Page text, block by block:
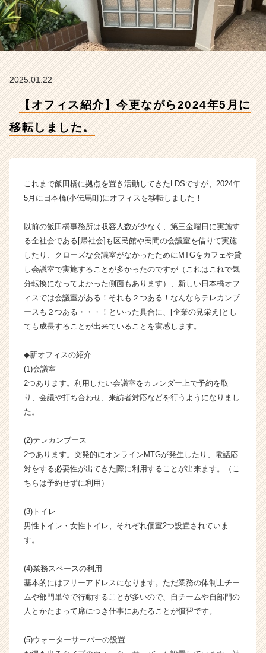
ま
し
た。
【株
D
イ
ラ
イ
ベ
ン
チ
ャ
ー・
成
業
カ
ウ
就
活
サ
ア
リ
ア
（C
r
2025.01.22
【オフィス紹介】今更ながら2024年5月に
移転しました。
これまで飯田橋に拠点を置き活動してきたLDSですが、2024年
5月に日本橋(小伝馬町)にオフィスを移転しました！
以前の飯田橋事務所は収容人数が少なく、第三金曜日に実施す
る全社会である[帰社会]も区民館や民間の会議室を借りて実施
したり、クローズな会議室がなかったためにMTGをカフェや貸
し会議室で実施することが多かったのですが（これはこれで気
分転換になってよかった側面もあります）、新しい日本橋オフ
ィスでは会議室がある！それも２つある！なんならテレカンブ
ースも２つある・・・！といった具合に、[企業の見栄え]とし
ても成長することが出来ていることを実感します。
◆新オフィスの紹介
(1)会議室
2つあります。利用したい会議室をカレンダー上で予約を取
り、会議や打ち合わせ、来訪者対応などを行うようになりまし
た。
(2)テレカンブース
2つあります。突発的にオンラインMTGが発生したり、電話応
対をする必要性が出てきた際に利用することが出来ます。（こ
ちらは予約せずに利用）
(3)トイレ
男性トイレ・女性トイレ、それぞれ個室2つ設置されていま
す。
(4)業務スペースの利用
基本的にはフリーアドレスになります。ただ業務の体制上チー
ムや部門単位で行動することが多いので、自チームや自部門の
人とかたまって席につき仕事にあたることが慣習です。
(5)ウォーターサーバーの設置